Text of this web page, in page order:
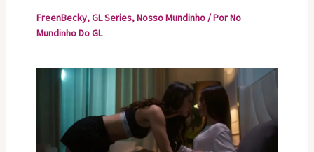
FreenBecky,GL Series,Nosso Mundinho/ PorNo
Mundinho Do GL